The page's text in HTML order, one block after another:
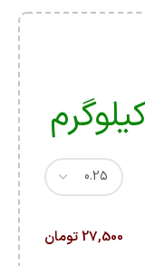
27,500 تومان